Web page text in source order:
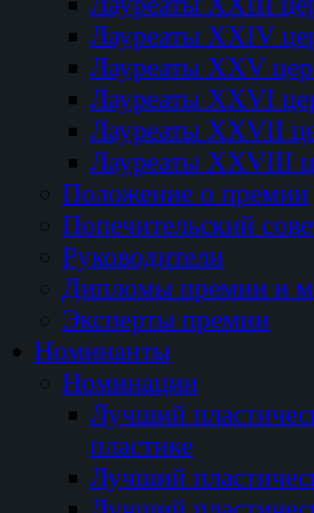
Лауреаты XXIV
Лауреаты XXV
Лауреаты XXVI
Лауреаты XXVII
Лауреаты XXVIII
Положение о премии
Попечительский
Руководители
Дипломы премии и
Эксперты премии
Номинанты
Номинации
Лучший
пластике
Лучший